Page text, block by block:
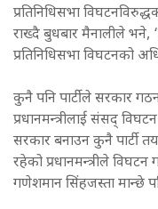
प्रतिनिधिसभा
राख्दै बुधबार मैनालीले भने,
प्रतिनिधिसभा विघटनको
कुनै पनि पार्टीले सरकार
प्रधानमन्त्रीलाई संसद्
सरकार बनाउन कुनै पार्टी
रहेको प्रधानमन्त्रीले विघटन
गणेशमान सिंहजस्ता मान्छे